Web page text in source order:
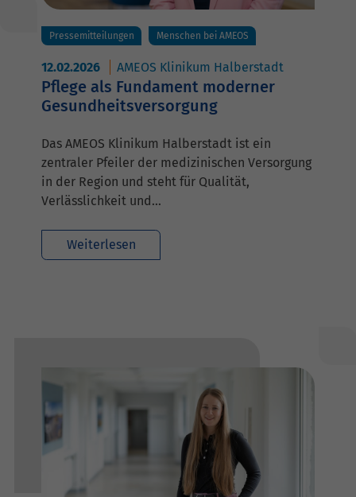
Pressemitteilungen Menschen bei AMEOS
12.02.2026 AMEOS Klinikum Halberstadt
Pflege als Fundament moderner
Gesundheitsversorgung
Das AMEOS Klinikum Halberstadt ist ein
zentraler Pfeiler der medizinischen Versorgung
in der Region und steht für Qualität,
Verlässlichkeit und…
Weiterlesen